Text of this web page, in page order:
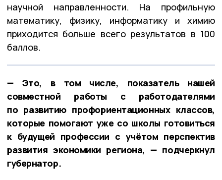
научной направленности. На профильную
математику, физику, информатику и химию
приходится больше всего результатов в 100
баллов.
— Это, в том числе, показатель нашей
совместной работы с работодателями
по развитию профориентационных классов,
которые помогают уже со школы готовиться
к будущей профессии с учётом перспектив
развития экономики региона, — подчеркнул
губернатор.